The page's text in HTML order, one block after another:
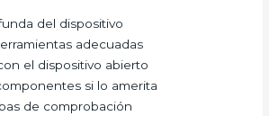
del dispositivo
adecuadas
el dispositivo abierto
si lo amerita
de comprobación